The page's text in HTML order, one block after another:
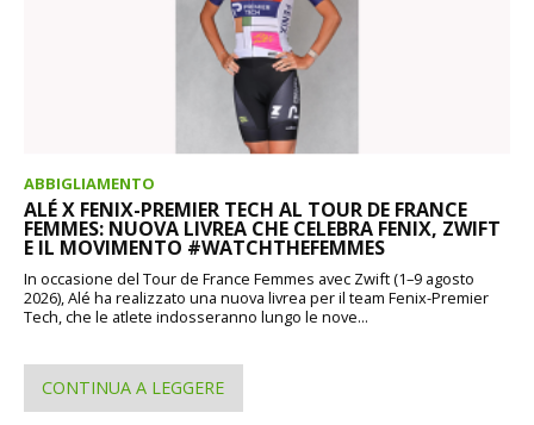
ABBIGLIAMENTO
ALÉ X FENIX-PREMIER TECH AL TOUR DE FRANCE
FEMMES: NUOVA LIVREA CHE CELEBRA FENIX, ZWIFT
E IL MOVIMENTO #WATCHTHEFEMMES
In occasione del Tour de France Femmes avec Zwift (1–9 agosto
2026), Alé ha realizzato una nuova livrea per il team Fenix-Premier
Tech, che le atlete indosseranno lungo le nove...
CONTINUA A LEGGERE